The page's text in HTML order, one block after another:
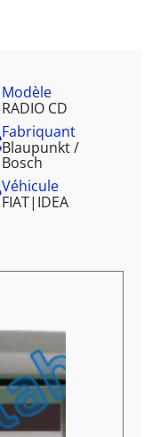
Modèle
RADIO CD
Fabriquant
Blaupunkt /
Bosch
Véhicule
FIAT| IDEA